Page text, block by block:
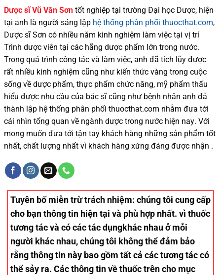
Dược sĩVũ Văn Sơn tốt nghiệp tại trường Đại học Dược, hiện
tại anh là người sáng lập hệ thống phân phối thuocthat.com,
Dược sĩSơn có nhiều năm kinh nghiệm làm việc tại vị trí
Trình dược viên tại các hãng dược phẩm lớn trong nước.
Trong quá trình công tác và làm việc, anh đã tích lũy được
rất nhiều kinh nghiệm cũng như kiến thức vàng trong cuộc
sống về dược phẩm, thực phẩm chức năng, mỹ phẩm thấu
hiểu được nhu cầu của bác sĩcũng như bệnh nhân anh đã
thành lập hệ thống phân phối thuocthat.com nhằm đưa tới
cái nhìn tổng quan về ngành dược trong nước hiện nay. Với
mong muốn đưa tới tận tay khách hàng những sản phẩm tốt
nhất, chất lượng nhất vì khách hàng xứng đáng được nhận .
Tuyên bố miễn trừ trách nhiệm: chúng tôi cung cấp
cho bạn thông tin hiện tại và phù hợp nhất. vì thuốc
tương tác và có các tác dụngkhác nhau ở mỗi
người khác nhau, chúng tôi không thể đảm bảo
rằng thông tin này bao gồm tất cả các tương tác có
thể sảy ra. Các thông tin về thuốc trên cho mục